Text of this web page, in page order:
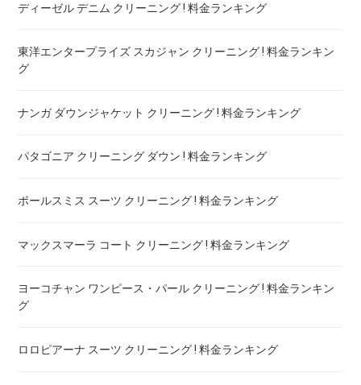
シュプリーム パーカー クリーニング ! 料金ランキング
ディーゼル デニム クリーニング ! 料金ランキング
東洋エンタープライズ スカジャン クリーニング ! 料金ランキン
グ
ナンガ ダウンジャケット クリーニング ! 料金ランキング
パタゴニア クリーニング ダウン ! 料金ランキング
ポールスミス スーツ クリーニング ! 料金ランキング
マックスマーラ コート クリーニング ! 料金ランキング
ヨーコチャン ワンピース・パール クリーニング ! 料金ランキン
グ
ロロピアーナ スーツ クリーニング ! 料金ランキング